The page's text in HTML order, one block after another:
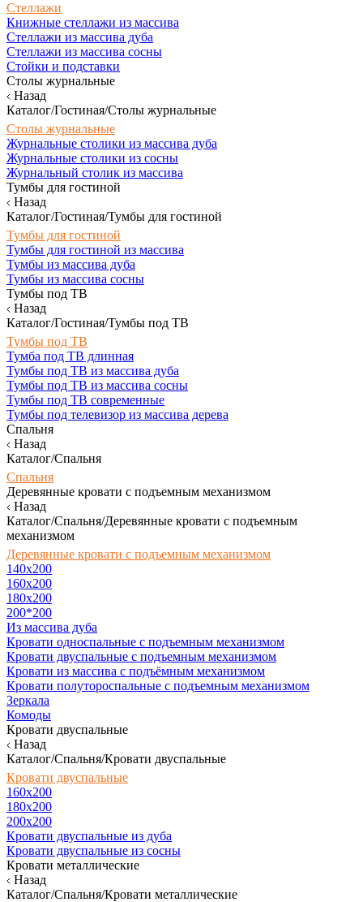
Стеллажи
Книжные стеллажи из массива
Стеллажи из массива дуба
Стеллажи из массива сосны
Стойки и подставки
Столы журнальные
Назад
Каталог/Гостиная/Столы журнальные
Столы журнальные
Журнальные столики из массива дуба
Журнальные столики из сосны
Журнальный столик из массива
Тумбы для гостиной
Назад
Каталог/Гостиная/Тумбы для гостиной
Тумбы для гостиной
Тумбы для гостиной из массива
Тумбы из массива дуба
Тумбы из массива сосны
Тумбы под ТВ
Назад
Каталог/Гостиная/Тумбы под ТВ
Тумбы под ТВ
Тумба под ТВ длинная
Тумбы под ТВ из массива дуба
Тумбы под ТВ из массива сосны
Тумбы под ТВ современные
Тумбы под телевизор из массива дерева
Спальня
Назад
Каталог/Спальня
Спальня
Деревянные кровати с подъемным механизмом
Назад
Каталог/Спальня/Деревянные кровати с подъемным
механизмом
Деревянные кровати с подъемным механизмом
140x200
160х200
180х200
200*200
Из массива дуба
Кровати односпальные с подъемным механизмом
Кровати двуспальные с подъемным механизмом
Кровати из массива с подъёмным механизмом
Кровати полутороспальные с подъемным механизмом
Зеркала
Комоды
Кровати двуспальные
Назад
Каталог/Спальня/Кровати двуспальные
Кровати двуспальные
160х200
180x200
200x200
Кровати двуспальные из дуба
Кровати двуспальные из сосны
Кровати металлические
Назад
Каталог/Спальня/Кровати металлические